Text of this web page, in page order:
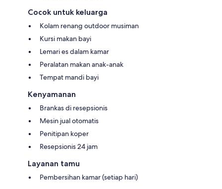
Cocok untuk keluarga
Kolam renang outdoor musiman
Kursi makan bayi
Lemari es dalam kamar
Peralatan makan anak-anak
Tempat mandi bayi
Kenyamanan
Brankas di resepsionis
Mesin jual otomatis
Penitipan koper
Resepsionis 24 jam
Layanan tamu
Pembersihan kamar (setiap hari)